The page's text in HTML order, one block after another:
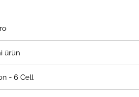
ürün
- 6 Cell